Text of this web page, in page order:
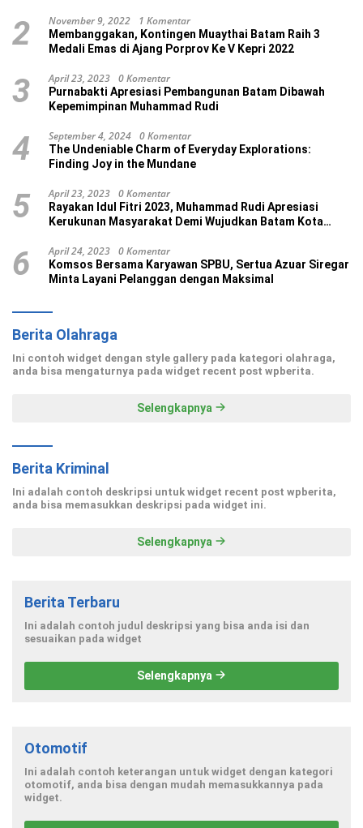
2 November 9, 2022 1 Komentar
Membanggakan, Kontingen Muaythai Batam Raih 3
Medali Emas di Ajang Porprov Ke V Kepri 2022
3 April 23, 2023 0 Komentar
Purnabakti Apresiasi Pembangunan Batam Dibawah
Kepemimpinan Muhammad Rudi
4 September 4, 2024 0 Komentar
The Undeniable Charm of Everyday Explorations:
Finding Joy in the Mundane
5 April 23, 2023 0 Komentar
Rayakan Idul Fitri 2023, Muhammad Rudi Apresiasi
Kerukunan Masyarakat Demi Wujudkan Batam Kota
6 April 24, 2023 0 Komentar
Komsos Bersama Karyawan SPBU, Sertua Azuar Siregar
Minta Layani Pelanggan dengan Maksimal
Berita Olahraga
Ini contoh widget dengan style gallery pada kategori olahraga,
anda bisa mengaturnya pada widget recent post wpberita.
Selengkapnya
Berita Kriminal
Ini adalah contoh deskripsi untuk widget recent post wpberita,
anda bisa memasukkan deskripsi pada widget ini.
Selengkapnya
Berita Terbaru
Ini adalah contoh judul deskripsi yang bisa anda isi dan
sesuaikan pada widget
Selengkapnya
Otomotif
Ini adalah contoh keterangan untuk widget dengan kategori
otomotif, anda bisa dengan mudah memasukkannya pada
widget.